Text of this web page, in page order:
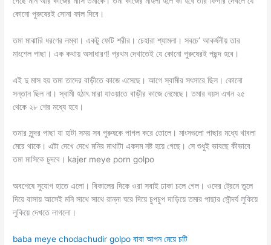
কোনো পুরুষেরই সোনা ফাল দিবে।
তমা মাঝারি ধরণের লম্বা। একটু ফেটি শরীর। চেহারা শ্যামলা। সবচে’ আকর্ষনীয় তার
মাংশেল পাছা। এক কথায় অসাধারণ! প্রথম দেখাতেই যে কোনো পুরুষেরই পছন্দ হবে।
এই দু মাস হয় তমা তাদের বাড়ীতে কাজে এসেছে। আগে স্বামীর সৎসারে ছিল। কোনো
সন্তান ছিল না। স্বামী হঠাৎ মারা যাওয়াতে বাড়ীর কাজে নেমেছে। তমার বয়স এখন ২৫
থেকে ২৮ শের মধ্যে হবে।
তমার সুন্দর পাছা যা হাটা সময় সব পুরুষকে পাগল করে তোলে। মাংসগুলো পাছার মধ্যে খাবলা
মেরে থাকে। এটা দেখে দেখে মনির মাথাটা একদম নষ্ট হয়ে গেছে। সে শুধুই ভাবছে কীভাবে
তমা মাসিকে চুদবে। kajer meye porn golpo
অবশেষে সুযোগ হাতে এলো। বিকালের দিকে ওরা সবাই ঢাকা চলে গেল। ওদের ট্রেনে তুলে
দিয়ে বাসায় আসেই মনি সাথে সাথে রান্না ঘরে দিয়ে চুপচুপ দাড়িয়ে তমার পাছার সৌন্দর্য লুকিয়ে
লুকিয়ে দেখতে লাগলো।
baba meye chodachudir golpo বাবা আপন মেয়ে চটি